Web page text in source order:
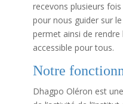
recevons plusieurs
pour nous guider sur
permet ainsi de rendre
accessible pour tous.
Notre
Dhagpo Oléron est